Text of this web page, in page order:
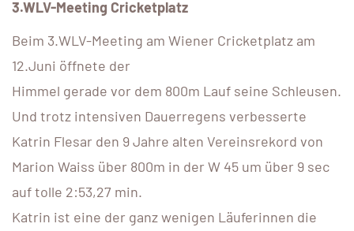
3.WLV-Meeting Cricketplatz
Beim 3.WLV-Meeting am Wiener Cricketplatz am
12.Juni öffnete der
Himmel gerade vor dem 800m Lauf seine Schleusen.
Und trotz intensiven Dauerregens verbesserte
Katrin Flesar den 9 Jahre alten Vereinsrekord von
Marion Waiss über 800m in der W 45 um über 9 sec
auf tolle 2:53,27 min.
Katrin ist eine der ganz wenigen Läuferinnen die